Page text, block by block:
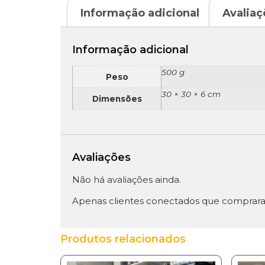
Informação adicional
Informação adicional
Peso 500 g
Dimensões 30 × 30 × 6 cm
Avaliações
Não há avaliações ainda.
Apenas clientes conectados que
Produtos relacionados